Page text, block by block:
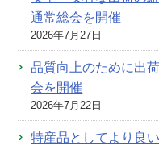
通常総会を開催
2026年7月27日
品質向上のために出
会を開催
2026年7月22日
特産品としてより良